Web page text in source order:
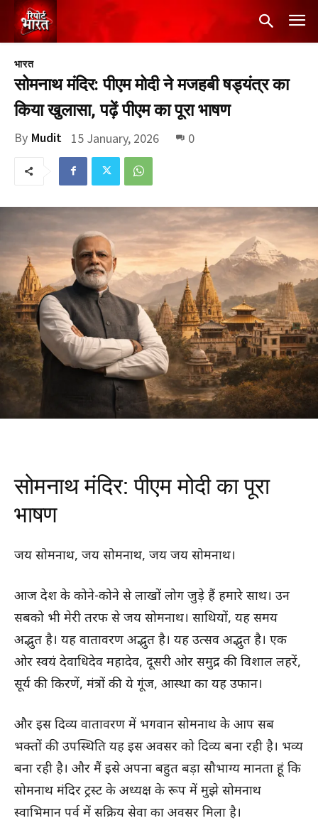
भारत
सोमनाथ मंदिर: पीएम मोदी ने मजहबी षड्यंत्र का
किया खुलासा, पढ़ें पीएम का पूरा भाषण
By Mudit 15 January, 2026 0
सोमनाथ मंदिर: पीएम मोदी का पूरा
भाषण
जय सोमनाथ, जय सोमनाथ, जय जय सोमनाथ।
आज देश के कोने-कोने से लाखों लोग जुड़े हैं हमारे साथ। उन
सबको भी मेरी तरफ से जय सोमनाथ। साथियों, यह समय
अद्भुत है। यह वातावरण अद्भुत है। यह उत्सव अद्भुत है। एक
ओर स्वयं देवाधिदेव महादेव, दूसरी ओर समुद्र की विशाल लहरें,
सूर्य की किरणें, मंत्रों की ये गूंज, आस्था का यह उफान।
और इस दिव्य वातावरण में भगवान सोमनाथ के आप सब
भक्तों की उपस्थिति यह इस अवसर को दिव्य बना रही है। भव्य
बना रही है। और मैं इसे अपना बहुत बड़ा सौभाग्य मानता हूं कि
सोमनाथ मंदिर ट्रस्ट के अध्यक्ष के रूप में मुझे सोमनाथ
स्वाभिमान पर्व में सक्रिय सेवा का अवसर मिला है।